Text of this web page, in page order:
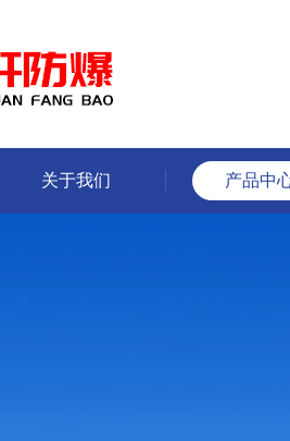
关于我们 产品中